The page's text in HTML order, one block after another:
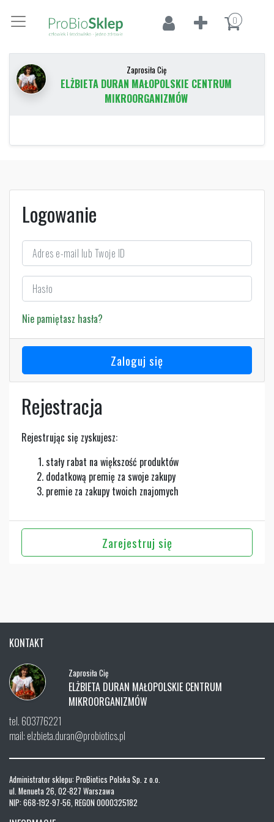
0
Zaprosiła Cię
ELŻBIETA DURAN MAŁOPOLSKIE CENTRUM
MIKROORGANIZMÓW
Logowanie
Nie pamiętasz hasła?
Zaloguj się
Rejestracja
Rejestrując się zyskujesz:
stały rabat na większość produktów
dodatkową premię za swoje zakupy
premie za zakupy twoich znajomych
Zarejestruj się
KONTAKT
Zaprosiła Cię
ELŻBIETA DURAN MAŁOPOLSKIE CENTRUM
MIKROORGANIZMÓW
tel. 603776221
mail: elzbieta.duran@probiotics.pl
Administrator sklepu: ProBiotics Polska Sp. z o.o.
ul. Menueta 26, 02-827 Warszawa
NIP: 668-192-97-56, REGON 0000325182